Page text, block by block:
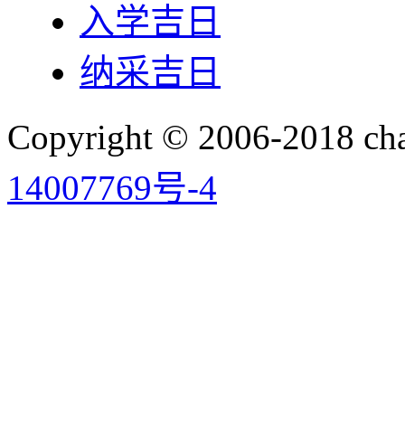
入学吉日
纳采吉日
Copyright © 2006-2018
14007769号-4